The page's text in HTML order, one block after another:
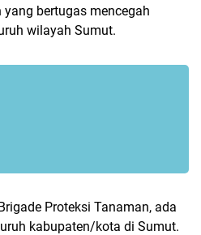
bertugas mencegah
wilayah Sumut.
Proteksi Tanaman, ada
kabupaten/kota di Sumut.